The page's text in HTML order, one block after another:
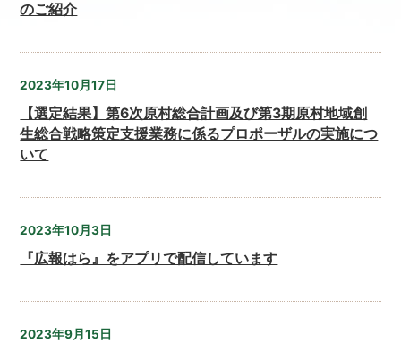
のご紹介
2023年10月17日
【選定結果】第6次原村総合計画及び第3期原村地域創
生総合戦略策定支援業務に係るプロポーザルの実施につ
いて
2023年10月3日
『広報はら』をアプリで配信しています
2023年9月15日